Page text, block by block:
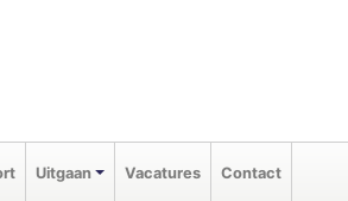
Uitgaan Vacatures Contact